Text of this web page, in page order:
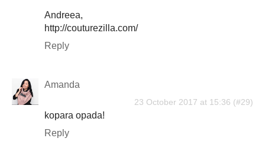
Andreea,
http://couturezilla.com/
Reply
Amanda
23 October 2017 at 15:36
kopara opada!
Reply